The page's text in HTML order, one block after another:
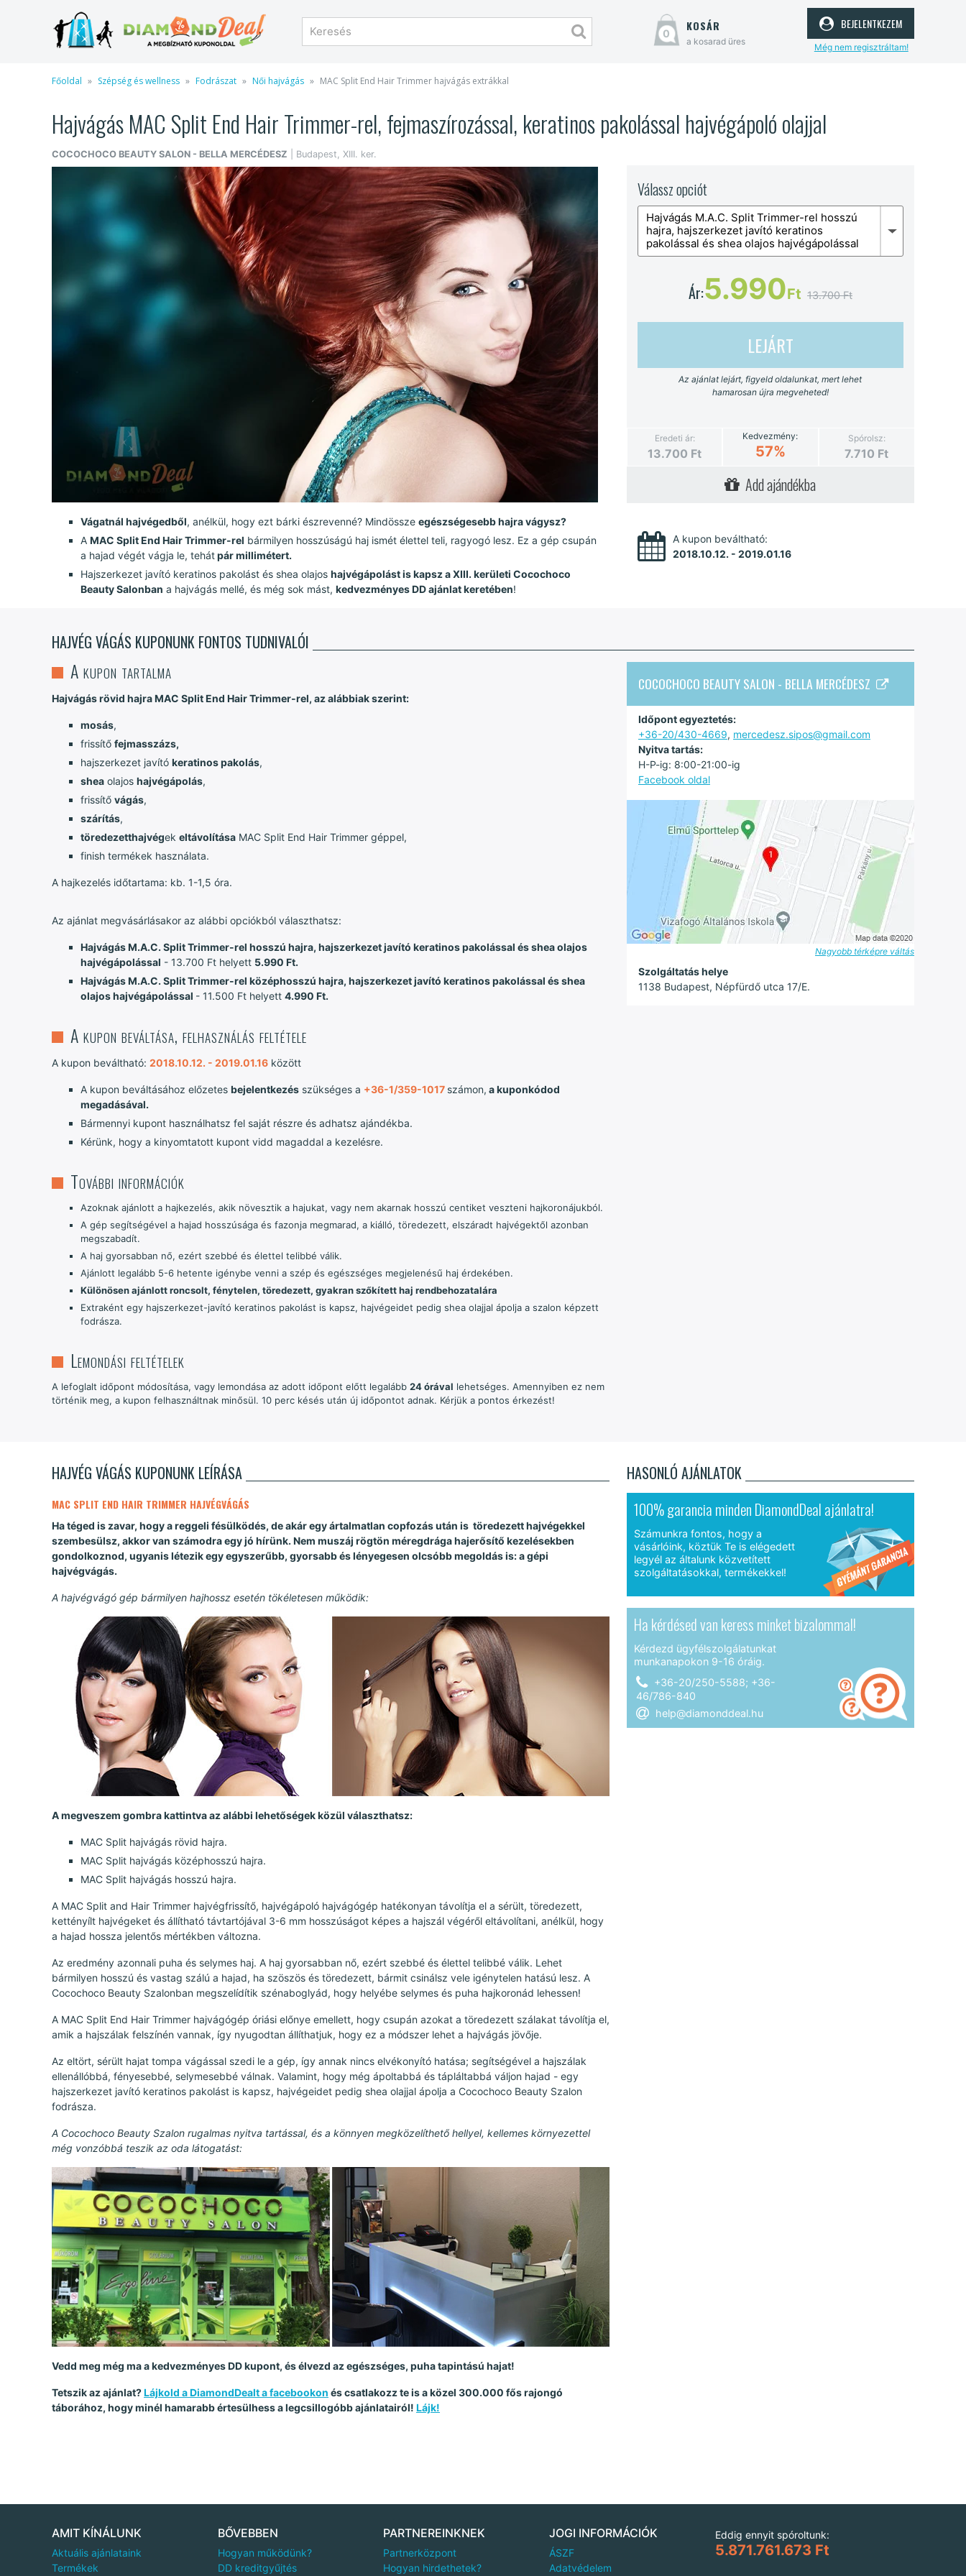
0 kosár
a kosarad üres
bejelentkezem
Még nem regisztráltam!
Főoldal Szépség és wellness Fodrászat Női hajvágás MAC Split End Hair Trimmer hajvágás extrákkal
Hajvágás MAC Split End Hair Trimmer-rel, fejmaszírozással, keratinos pakolással hajvégápoló olajjal
COCOCHOCO BEAUTY SALON - BELLA MERCÉDESZ | Budapest, XIII. ker.
Vágatnál hajvégedből, anélkül, hogy ezt bárki észrevenné? Mindössze egészségesebb hajra vágysz?
A MAC Split End Hair Trimmer-rel bármilyen hosszúságú haj ismét élettel teli, ragyogó lesz. Ez a gép csupán
a hajad végét vágja le, tehátpár millimétert.
Hajszerkezet javító keratinos pakolást és shea olajos hajvégápolást is kapsz a XIII. kerületi Cocochoco
Beauty Salonban a hajvágás mellé, és még sok mást, kedvezményes DD ajánlat keretében!
Válassz opciót
Hajvágás M.A.C. Split Trimmer-rel hosszú
hajra, hajszerkezet javító keratinos
pakolással és shea olajos hajvégápolással
Ár:5.990Ft 13.700 Ft
LEJÁRT
Az ajánlat lejárt, figyeld oldalunkat, mert lehet
hamarosan újra megveheted!
Eredeti ár:
13.700 Ft
Kedvezmény:
57%
Spórolsz:
7.710 Ft
Add ajándékba
A kupon beváltható:
2018.10.12. - 2019.01.16
HAJVÉG VÁGÁS KUPONUNK FONTOS TUDNIVALÓI
A kupon tartalma
Hajvágás rövid hajra MAC Split End Hair Trimmer-rel, az alábbiak szerint:
mosás,
frissítő fejmasszázs,
hajszerkezet javító keratinos pakolás,
shea olajos hajvégápolás,
frissítő vágás,
szárítás,
töredezetthajvégek eltávolítása MAC Split End Hair Trimmer géppel,
finish termékek használata.
A hajkezelés időtartama: kb. 1-1,5 óra.
Az ajánlat megvásárlásakor az alábbi opciókból választhatsz:
Hajvágás M.A.C. Split Trimmer-rel hosszú hajra, hajszerkezet javító keratinos pakolással és shea olajos
hajvégápolással - 13.700 Ft helyett 5.990 Ft.
Hajvágás M.A.C. Split Trimmer-rel középhosszú hajra, hajszerkezet javító keratinos pakolással és shea
olajos hajvégápolással - 11.500 Ft helyett 4.990 Ft.
A kupon beváltása, felhasználás feltétele
A kupon beváltható: 2018.10.12. - 2019.01.16 között
A kupon beváltásához előzetes bejelentkezés szükséges a +36-1/359-1017 számon, a kuponkódod
megadásával.
Bármennyi kupont használhatsz fel saját részre és adhatsz ajándékba.
Kérünk, hogy a kinyomtatott kupont vidd magaddal a kezelésre.
További információk
Azoknak ajánlott a hajkezelés, akik növesztik a hajukat, vagy nem akarnak hosszú centiket veszteni hajkoronájukból.
A gép segítségével a hajad hosszúsága és fazonja megmarad, a kiálló, töredezett, elszáradt hajvégektől azonban
megszabadít.
A haj gyorsabban nő, ezért szebbé és élettel telibbé válik.
Ajánlott legalább 5-6 hetente igénybe venni a szép és egészséges megjelenésű haj érdekében.
Különösen ajánlott roncsolt, fénytelen, töredezett, gyakran szőkített haj rendbehozatalára
Extraként egy hajszerkezet-javító keratinos pakolást is kapsz, hajvégeidet pedig shea olajjal ápolja a szalon képzett
fodrásza.
Lemondási feltételek
A lefoglalt időpont módosítása, vagy lemondása az adott időpont előtt legalább 24 órával lehetséges. Amennyiben ez nem
történik meg, a kupon felhasználtnak minősül. 10 perc késés után új időpontot adnak. Kérjük a pontos érkezést!
COCOCHOCO BEAUTY SALON - BELLA MERCÉDESZ
Időpont egyeztetés:
+36-20/430-4669, mercedesz.sipos@gmail.com
Nyitva tartás:
H-P-ig: 8:00-21:00-ig
Facebook oldal
Nagyobb térképre váltás
Szolgáltatás helye
1138 Budapest, Népfürdő utca 17/E.
HAJVÉG VÁGÁS KUPONUNK LEÍRÁSA
MAC SPLIT END HAIR TRIMMER HAJVÉGVÁGÁS
Ha téged is zavar, hogy a reggeli fésülködés, de akár egy ártalmatlan copfozás után is töredezett hajvégekkel
szembesülsz, akkor van számodra egy jó hírünk. Nem muszáj rögtön méregdrága hajerősítő kezelésekben
gondolkoznod, ugyanis létezik egy egyszerűbb, gyorsabb és lényegesen olcsóbb megoldás is: a gépi
hajvégvágás.
A hajvégvágó gép bármilyen hajhossz esetén tökéletesen működik:
A megveszem gombra kattintva az alábbi lehetőségek közül választhatsz:
MAC Split hajvágás rövid hajra.
MAC Split hajvágás középhosszú hajra.
MAC Split hajvágás hosszú hajra.
A MAC Split and Hair Trimmer hajvégfrissítő, hajvégápoló hajvágógép hatékonyan távolítja el a sérült, töredezett,
kettényílt hajvégeket és állítható távtartójával 3-6 mm hosszúságot képes a hajszál végéről eltávolítani, anélkül, hogy
a hajad hossza jelentős mértékben változna.
Az eredmény azonnali puha és selymes haj. A haj gyorsabban nő, ezért szebbé és élettel telibbé válik. Lehet
bármilyen hosszú és vastag szálú a hajad, ha szöszös és töredezett, bármit csinálsz vele igénytelen hatású lesz. A
Cocochoco Beauty Szalonban megszelídítik szénaboglyád, hogy helyébe selymes és puha hajkoronád lehessen!
A MAC Split End Hair Trimmer hajvágógép óriási előnye emellett, hogy csupán azokat a töredezett szálakat távolítja el,
amik a hajszálak felszínén vannak, így nyugodtan állíthatjuk, hogy ez a módszer lehet a hajvágás jövője.
Az eltört, sérült hajat tompa vágással szedi le a gép, így annak nincs elvékonyító hatása; segítségével a hajszálak
ellenállóbbá, fényesebbé, selymesebbé válnak. Valamint, hogy még ápoltabbá és tápláltabbá váljon hajad - egy
hajszerkezet javító keratinos pakolást is kapsz, hajvégeidet pedig shea olajjal ápolja a Cocochoco Beauty Szalon
fodrásza.
A Cocochoco Beauty Szalon rugalmas nyitva tartással, és a könnyen megközelíthető hellyel, kellemes környezettel
még vonzóbbá teszik az oda látogatást:
Vedd meg még ma a kedvezményes DD kupont, és élvezd az egészséges, puha tapintású hajat!
Tetszik az ajánlat?Lájkold a DiamondDealt a facebookon és csatlakozz te is a közel 300.000 fős rajongó
táborához, hogy minél hamarabb értesülhess a legcsillogóbb ajánlatairól! Lájk!
HASONLÓ AJÁNLATOK
100% garancia minden DiamondDeal ajánlatra!
Számunkra fontos, hogy a
vásárlóink, köztük Te is elégedett
legyél az általunk közvetített
szolgáltatásokkal, termékekkel!
Ha kérdésed van keress minket bizalommal!
Kérdezd ügyfélszolgálatunkat
munkanapokon 9-16 óráig.
+36-20/250-5588; +36-
46/786-840
help@diamonddeal.hu
AMIT KÍNÁLUNK
Aktuális ajánlataink
Termékek
BŐVEBBEN
Hogyan működünk?
DD kreditgyűjtés
PARTNEREINKNEK
Partnerközpont
Hogyan hirdethetek?
JOGI INFORMÁCIÓK
ÁSZF
Adatvédelem
Eddig ennyit spóroltunk:
5.871.761.673 Ft